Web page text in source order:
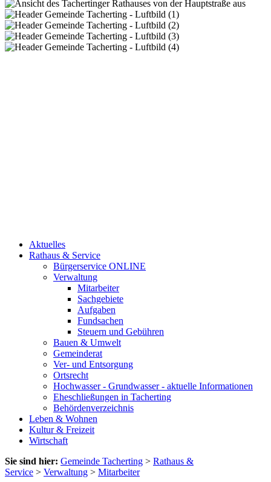
Aktuelles
Rathaus & Service
Bürgerservice ONLINE
Verwaltung
Mitarbeiter
Sachgebiete
Aufgaben
Fundsachen
Steuern und Gebühren
Bauen & Umwelt
Gemeinderat
Ver- und Entsorgung
Ortsrecht
Hochwasser - Grundwasser - aktuelle Informationen
Eheschließungen in Tacherting
Behördenverzeichnis
Leben & Wohnen
Kultur & Freizeit
Wirtschaft
Sie sind hier: Gemeinde Tacherting > Rathaus &
Service > Verwaltung > Mitarbeiter